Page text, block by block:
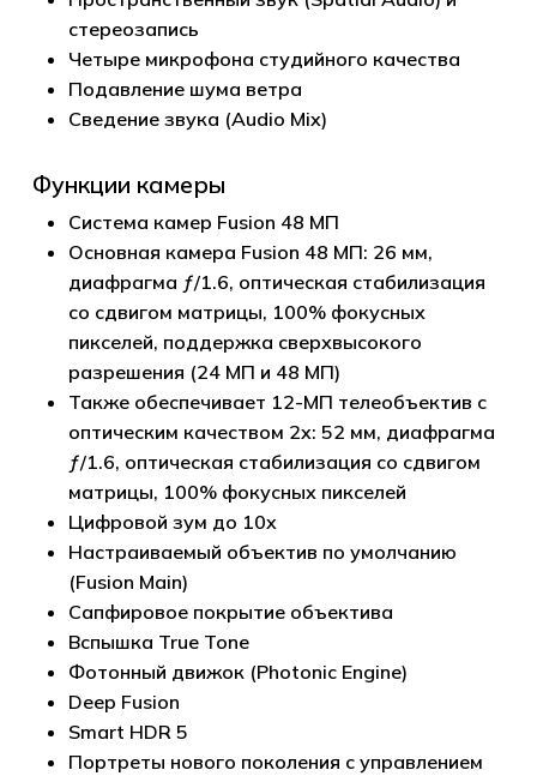
Корзина пуста.
Go to shop
стереозапись
Четыре микрофона студийного качества
Подавление шума ветра
Сведение звука (Audio Mix)
Функции камеры
Система камер Fusion 48 МП
Основная камера Fusion 48 МП: 26 мм,
диафрагма ƒ/1.6, оптическая стабилизация
со сдвигом матрицы, 100% фокусных
пикселей, поддержка сверхвысокого
разрешения (24 МП и 48 МП)
Также обеспечивает 12-МП телеобъектив с
оптическим качеством 2x: 52 мм, диафрагма
ƒ/1.6, оптическая стабилизация со сдвигом
матрицы, 100% фокусных пикселей
Цифровой зум до 10x
Настраиваемый объектив по умолчанию
(Fusion Main)
Сапфировое покрытие объектива
Вспышка True Tone
Фотонный движок (Photonic Engine)
Deep Fusion
Smart HDR 5
Портреты нового поколения с управлением